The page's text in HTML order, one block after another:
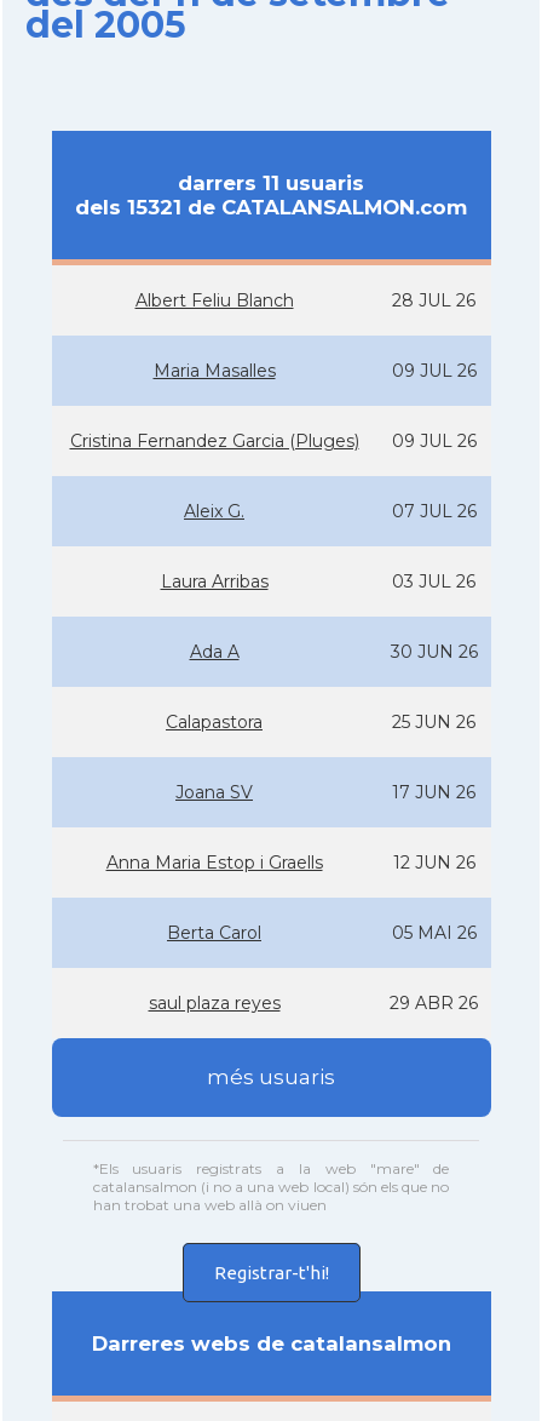
del 2005
darrers 11 usuaris
dels 15321 de CATALANSALMON.com
Albert Feliu Blanch 28 JUL 26
Maria Masalles 09 JUL 26
Cristina Fernandez Garcia (Pluges) 09 JUL 26
Aleix G. 07 JUL 26
Laura Arribas 03 JUL 26
Ada A 30 JUN 26
Calapastora 25 JUN 26
Joana SV 17 JUN 26
Anna Maria Estop i Graells 12 JUN 26
Berta Carol 05 MAI 26
saul plaza reyes 29 ABR 26
més usuaris
*Els usuaris registrats a la web "mare" de
catalansalmon (i no a una web local) són els que no
han trobat una web allà on viuen
Registrar-t'hi!
Darreres webs de catalansalmon